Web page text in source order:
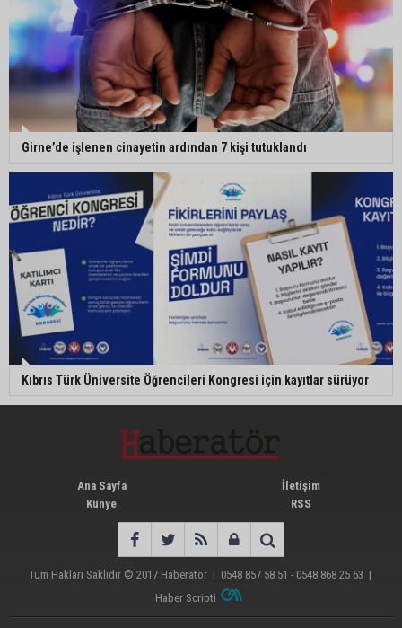
Girne’de işlenen cinayetin ardından 7 kişi tutuklandı
Kıbrıs Türk Üniversite Öğrencileri Kongresi için kayıtlar sürüyor
Ana Sayfa
Künye
İletişim
RSS
Tüm Hakları Saklıdır © 2017 Haberatör| 0548 857 58 51 - 0548 868 25 63 |
Haber Scripti